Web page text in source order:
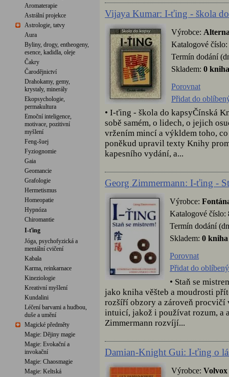
Aromaterapie
Astrální projekce
Astrologie, tatvy
Aura
Byliny, drogy, entheogeny,
esence, kadidla, oleje
Čakry
Čarodějnictví
Drahokamy, gemy,
krystaly, minerály
Ekopsychologie,
permakultura
Emoční inteligence,
motivace, pozitivní
myšlení
Feng-šuej
Fyziognomie
Gaia
Geomancie
Grafologie
Hermetismus
Homeopatie
Hypnóza
Chiromantie
I-ťing
Jóga, psychofyzická a
mentální cvičení
Kabala
Karma, reinkarnace
Kineziologie
Kreativní myšlení
Kundalini
Léčení barvami a hudbou,
duše a umění
Magické předměty
Magie: Dějiny magie
Magie: Evokační a
invokační
Magie: Chaosmagie
Magie: Keltská
Vijaya Kumar: I-ťing - škola
Výrobce:
Katalogové číslo:
Termín dodání
Skladem: 0 kniha
Porovnat
Přidat do
• I-ťing - škola do kapsyČínská
sobě samém, o lidech, o jejich
vržením mincí a výkldem toho,
poněkud upravil texty Knihy
kapesního vydání, a...
Georg Zimmermann: I-ťing -
Výrobce:
Katalogové číslo:
Termín dodání
Skladem: 0 kniha
Porovnat
Přidat do
• Staň se
jako kniha věšteb a moudrosti
rozšíří obzory a zároveň procvičí
intuicí, jakož i používat rozum, a
Zimmermann rozvíjí...
Damian-Knight Gui: I-ťing o
Výrobce: